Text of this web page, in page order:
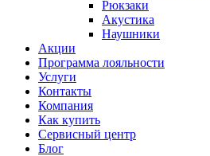
Рюкзаки
Акустика
Наушники
Акции
Программа лояльности
Услуги
Контакты
Компания
Как купить
Сервисный центр
Блог